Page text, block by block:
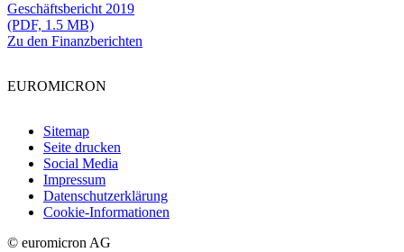
Geschäftsbericht 2019
(PDF, 1.5 MB)
Zu den Finanzberichten
EUROMICRON
Sitemap
Seite drucken
Social Media
Impressum
Datenschutzerklärung
Cookie-Informationen
© euromicron AG